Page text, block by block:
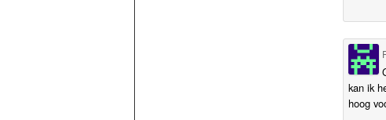
kan ik
hoog